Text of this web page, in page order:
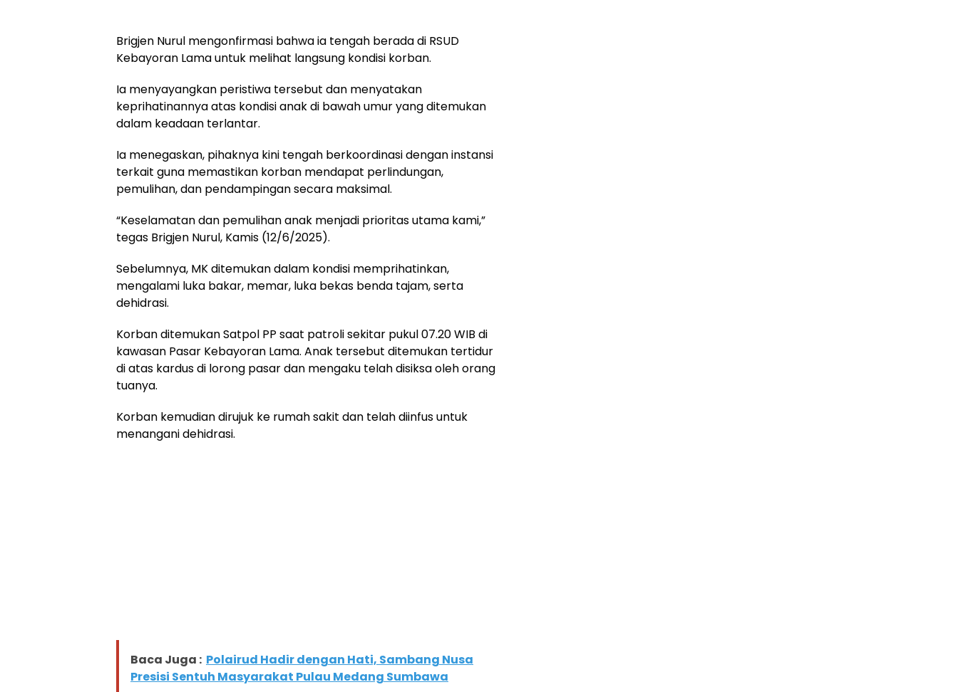
Brigjen Nurul mengonfirmasi bahwa ia tengah berada di RSUD
Kebayoran Lama untuk melihat langsung kondisi korban.
Ia menyayangkan peristiwa tersebut dan menyatakan
keprihatinannya atas kondisi anak di bawah umur yang ditemukan
dalam keadaan terlantar.
Ia menegaskan, pihaknya kini tengah berkoordinasi dengan instansi
terkait guna memastikan korban mendapat perlindungan,
pemulihan, dan pendampingan secara maksimal.
“Keselamatan dan pemulihan anak menjadi prioritas utama kami,”
tegas Brigjen Nurul, Kamis (12/6/2025).
Sebelumnya, MK ditemukan dalam kondisi memprihatinkan,
mengalami luka bakar, memar, luka bekas benda tajam, serta
dehidrasi.
Korban ditemukan Satpol PP saat patroli sekitar pukul 07.20 WIB di
kawasan Pasar Kebayoran Lama. Anak tersebut ditemukan tertidur
di atas kardus di lorong pasar dan mengaku telah disiksa oleh orang
tuanya.
Korban kemudian dirujuk ke rumah sakit dan telah diinfus untuk
menangani dehidrasi.
Baca Juga : Polairud Hadir dengan Hati, Sambang Nusa
Presisi Sentuh Masyarakat Pulau Medang Sumbawa